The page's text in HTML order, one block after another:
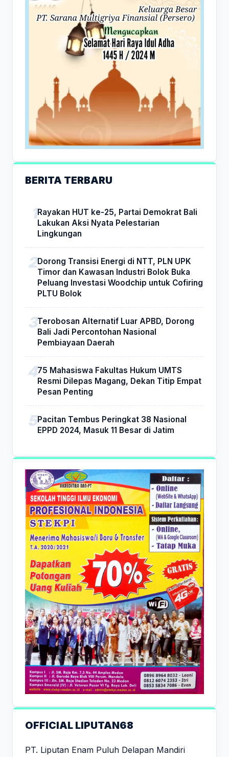
BERITA TERBARU
Rayakan HUT ke-25, Partai Demokrat Bali
Lakukan Aksi Nyata Pelestarian
Lingkungan
Dorong Transisi Energi di NTT, PLN UPK
Timor dan Kawasan Industri Bolok Buka
Peluang Investasi Woodchip untuk Cofiring
PLTU Bolok
Terobosan Alternatif Luar APBD, Dorong
Bali Jadi Percontohan Nasional
Pembiayaan Daerah
75 Mahasiswa Fakultas Hukum UMTS
Resmi Dilepas Magang, Dekan Titip Empat
Pesan Penting
Pacitan Tembus Peringkat 38 Nasional
EPPD 2024, Masuk 11 Besar di Jatim
OFFICIAL LIPUTAN68
PT. Liputan Enam Puluh Delapan Mandiri